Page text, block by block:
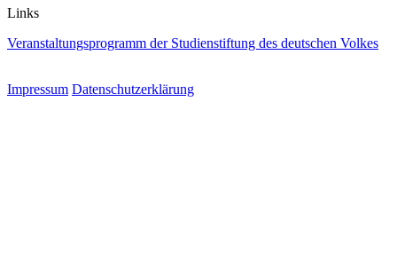
Links
Veranstaltungsprogramm der Studienstiftung des deutschen Volkes
Impressum Datenschutzerklärung